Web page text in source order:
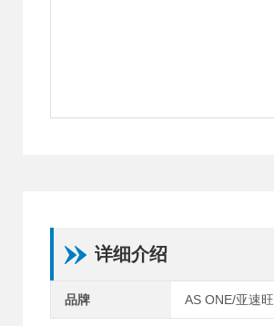
详细介绍
品牌 AS ONE/亚速旺